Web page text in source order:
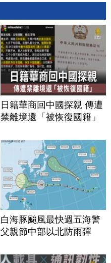
日籍華商回中國探親 傳遭
禁離境還「被恢復國籍」
白海豚颱風最快週五海警
父親節中部以北防雨彈